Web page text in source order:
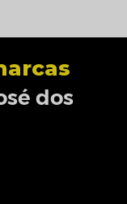
dos